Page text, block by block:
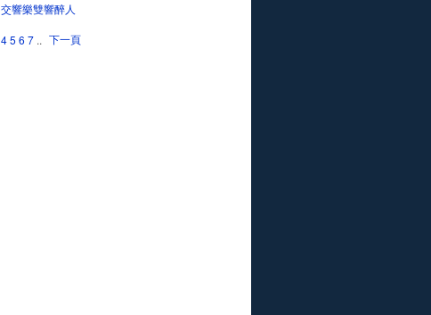
交響樂雙響醉人
45 6 7 .. 下一頁